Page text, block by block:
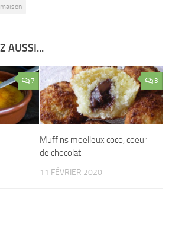
AUSSI...
7 3
Muffins moelleux coco, coeur
de chocolat
11 FÉVRIER 2020